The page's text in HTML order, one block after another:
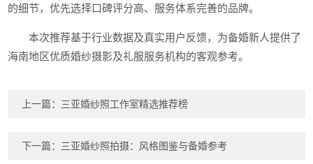
的细节，优先选择口碑评分高、服务体系完善的品牌。
本次推荐基于行业数据及真实用户反馈，为备婚新人提供了
海南地区优质婚纱摄影及礼服服务机构的客观参考。
上一篇： 三亚婚纱照工作室精选推荐榜
下一篇： 三亚婚纱照拍摄：风格图鉴与备婚参考